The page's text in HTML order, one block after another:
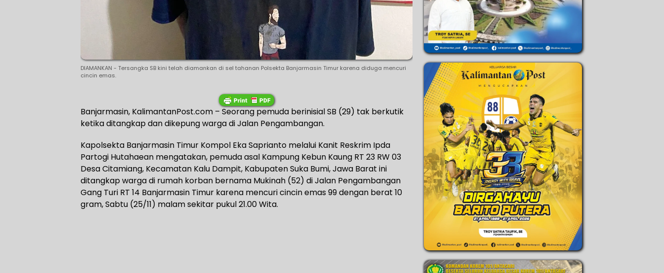
DIAMANKAN - Tersangka SB kini telah diamankan di sel tahanan Polsekta Banjarmasin Timur karena diduga mencuri
cincin emas.
Banjarmasin, KalimantanPost.com – Seorang pemuda berinisial SB (29) tak berkutik
ketika ditangkap dan dikepung warga di Jalan Pengambangan.
Kapolsekta Banjarmasin Timur Kompol Eka Saprianto melalui Kanit Reskrim Ipda
Partogi Hutahaean mengatakan, pemuda asal Kampung Kebun Kaung RT 23 RW 03
Desa Citamiang, Kecamatan Kalu Dampit, Kabupaten Suka Bumi, Jawa Barat ini
ditangkap warga di rumah korban bernama Mukinah (52) di Jalan Pengambangan
Gang Turi RT 14 Banjarmasin Timur karena mencuri cincin emas 99 dengan berat 10
gram, Sabtu (25/11) malam sekitar pukul 21.00 Wita.